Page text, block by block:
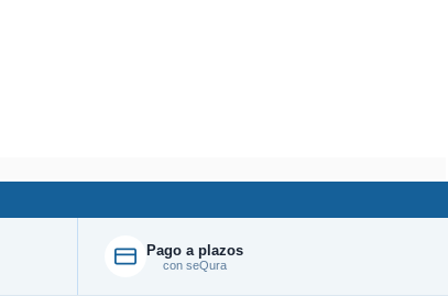
Pago a plazos
con seQura